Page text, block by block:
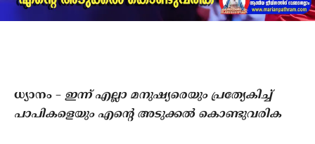
ധ്യാനം – ഇന്ന് എല്ലാ മനുഷ്യരെയും പ്രത്യേകിച്ച്
പാപികളെയും എന്റെ അടുക്കല്‍ കൊണ്ടുവരിക